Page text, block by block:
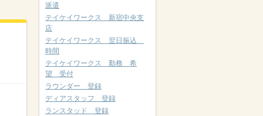
派遣
テイケイワークス 新宿中央支
店
テイケイワークス 翌日振込
時間
テイケイワークス 勤務 希
望 受付
ラウンダー 登録
ディアスタッフ 登録
ランスタッド 登録